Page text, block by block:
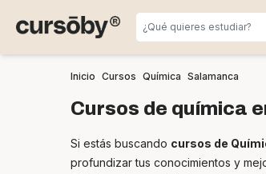
Inicio Cursos Química Salamanca
Cursos de química
Si estás buscando cursos de
profundizar tus conocimientos y